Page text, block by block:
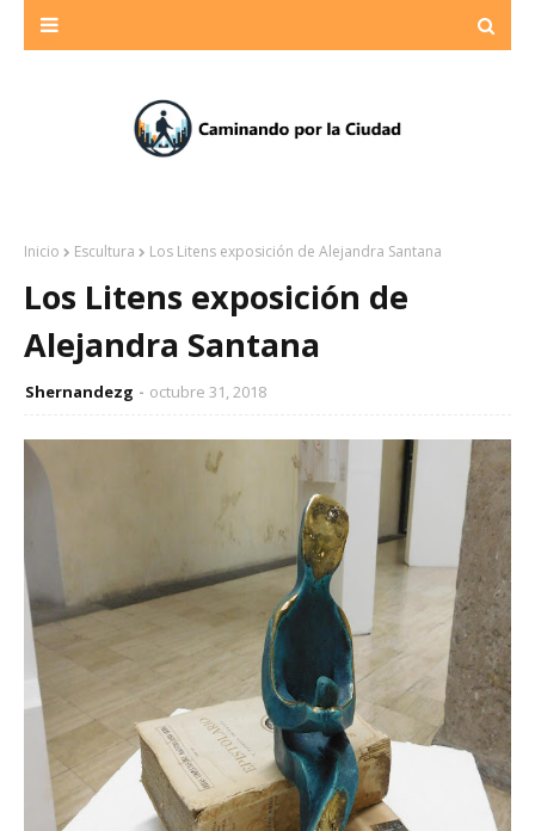
Inicio Escultura Los Litens exposición de Alejandra Santana
Los Litens exposición de
Alejandra Santana
Shernandezg octubre 31, 2018